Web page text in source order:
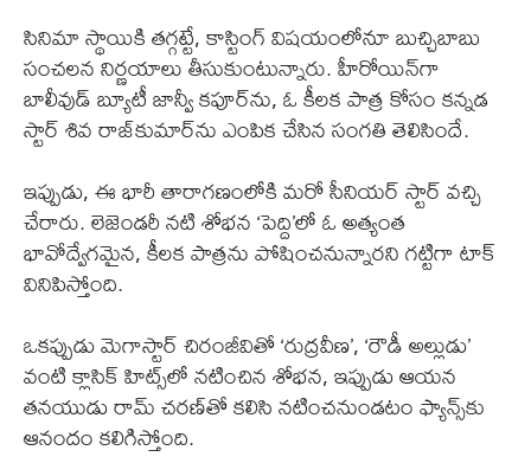
సినిమా స్థాయికి తగ్గట్టే, కాస్టింగ్ విషయంలోనూ బుచ్చిబాబు
సంచలన నిర్ణయాలు తీసుకుంటున్నారు. హీరోయిన్‌గా
బాలీవుడ్ బ్యూటీ జాన్వీ కపూర్‌ను, ఓ కీలక పాత్ర కోసం కన్నడ
స్టార్ శివ రాజ్‌కుమార్‌ను ఎంపిక చేసిన సంగతి తెలిసిందే.
ఇప్పుడు, ఈ భారీ తారాగణంలోకి మరో సీనియర్ స్టార్ వచ్చి
చేరారు. లెజెండరీ నటి శోభన ‘పెద్ది’లో ఓ అత్యంత
భావోద్వేగమైన, కీలక పాత్రను పోషించనున్నారని గట్టిగా టాక్
వినిపిస్తోంది.
ఒకప్పుడు మెగాస్టార్ చిరంజీవితో ‘రుద్రవీణ’, ‘రౌడీ అల్లుడు’
వంటి క్లాసిక్ హిట్స్‌లో నటించిన శోభన, ఇప్పుడు ఆయన
తనయుడు రామ్ చరణ్‌తో కలిసి నటించనుండటం ఫ్యాన్స్‌కు
ఆనందం కలిగిస్తోంది.